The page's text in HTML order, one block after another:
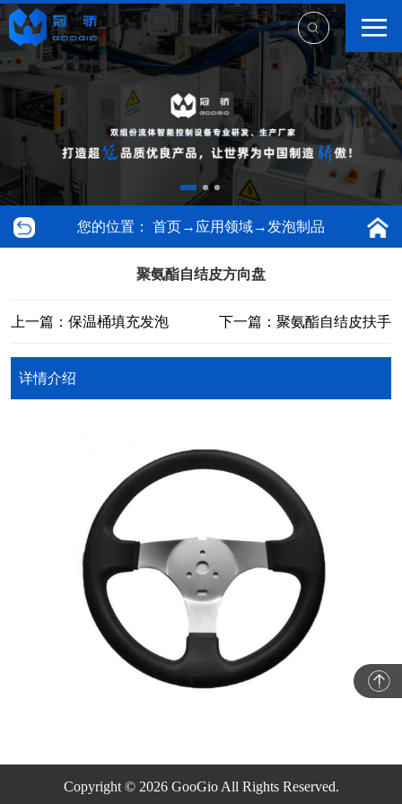
您的位置： 首页→ 应用领域→ 发泡制品
聚氨酯自结皮方向盘
上一篇：保温桶填充发泡 下一篇：聚氨酯自结皮扶手
详情介绍
Copyright © 2026 GooGio All Rights Reserved.